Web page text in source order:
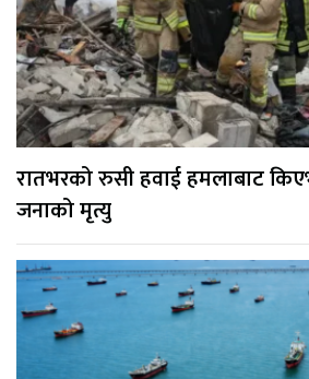
रातभरको रुसी हवाई हमलाबाट किएभ
जनाको मृत्यु